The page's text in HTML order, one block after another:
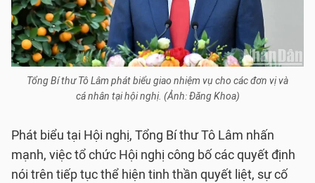
Tổng Bí thư Tô Lâm phát biểu giao nhiệm vụ cho các đơn vị và
cá nhân tại hội nghị. (Ảnh: Đăng Khoa)
Phát biểu tại Hội nghị, Tổng Bí thư Tô Lâm nhấn
mạnh, việc tổ chức Hội nghị công bố các quyết định
nói trên tiếp tục thể hiện tinh thần quyết liệt, sự cố